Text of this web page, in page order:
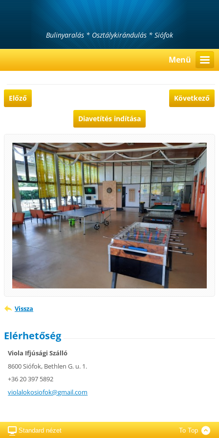
Bulinyaralás * Osztálykirándulás * Siófok
Menü
Előző Következő
Diavetítés indítása
Vissza
Elérhetőség
Viola Ifjúsági Szálló
8600 Siófok, Bethlen G. u. 1.
+36 20 397 5892
violalokosiofok@gmail.com
Standard nézet To Top